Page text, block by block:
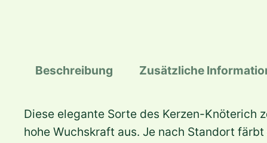
Beschreibung Zusätzliche
Diese elegante Sorte des Kerzen-Knöterich
hohe Wuchskraft aus. Je nach Standort